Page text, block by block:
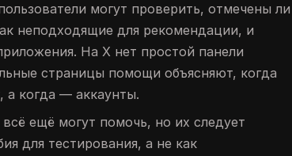
могут проверить, отмечены ли
неподходящие для рекомендации, и
На X нет простой панели
страницы помощи объясняют, когда
а когда — аккаунты.
ещё могут помочь, но их следует
для тестирования, а не как